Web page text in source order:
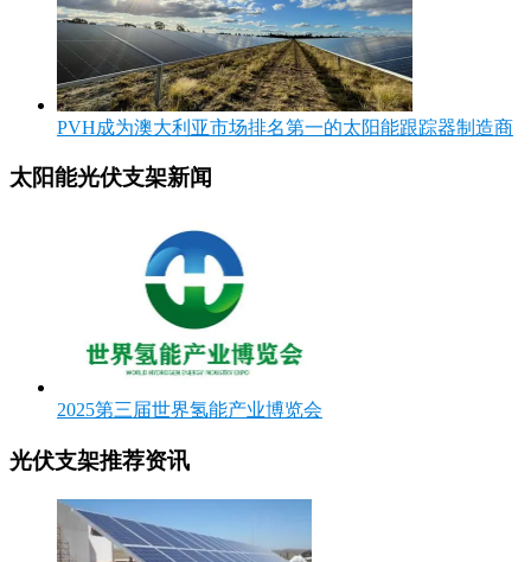
PVH成为澳大利亚市场排名第一的太阳能跟踪器制造商
太阳能光伏支架新闻
2025第三届世界氢能产业博览会
光伏支架推荐资讯